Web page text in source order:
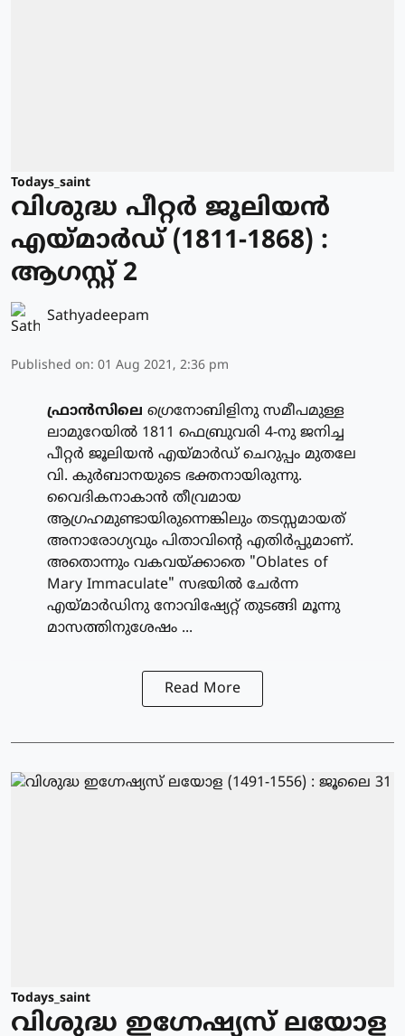
Todays_saint
വിശുദ്ധ പീറ്റര്‍ ജൂലിയന്‍
എയ്മാര്‍ഡ് (1811-1868) :
ആഗസ്റ്റ് 2
Sathyadeepam
Published on: 01 Aug 2021, 2:36 pm
ഫ്രാന്‍സിലെ ഗ്രെനോബിളിനു സമീപമുള്ള
ലാമുറേയില്‍ 1811 ഫെബ്രുവരി 4-നു ജനിച്ച
പീറ്റര്‍ ജൂലിയന്‍ എയ്മാര്‍ഡ് ചെറുപ്പം മുതലേ
വി. കുര്‍ബാനയുടെ ഭക്തനായിരുന്നു.
വൈദികനാകാന്‍ തീവ്രമായ
ആഗ്രഹമുണ്ടായിരുന്നെങ്കിലും തടസ്സമായത്
അനാരോഗ്യവും പിതാവിന്റെ എതിര്‍പ്പുമാണ്.
അതൊന്നും വകവയ്ക്കാതെ "Oblates of
Mary Immaculate" സഭയില്‍ ചേര്‍ന്ന
എയ്മാര്‍ഡിനു നോവിഷ്യേറ്റ് തുടങ്ങി മൂന്നു
മാസത്തിനുശേഷം ...
Read More
Todays_saint
വിശുദ്ധ ഇഗ്നേഷ്യസ് ലയോള